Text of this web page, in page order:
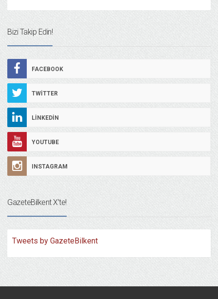
Bizi Takip Edin!
FACEBOOK
TWITTER
LINKEDIN
YOUTUBE
INSTAGRAM
GazeteBilkent X’te!
Tweets by GazeteBilkent